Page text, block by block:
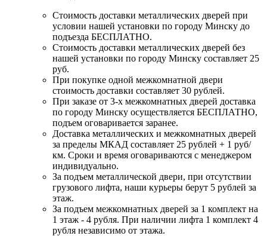
Стоимость доставки металлических дверей при
условии нашей установки по городу Минску до
подъезда БЕСПЛАТНО.
Стоимость доставки металлических дверей без
нашей установки по городу Минску составляет 25
руб.
При покупке одной межкомнатной двери
стоимость доставки составляет 30 рублей.
При заказе от 3-х межкомнатных дверей доставка
по городу Минску осуществляется БЕСПЛАТНО,
подъем оговаривается заранее.
Доставка металлических и межкомнатных дверей
за пределы МКАД составляет 25 рублей + 1 руб/
км. Сроки и время оговариваются с менеджером
индивидуально.
За подъем металлической двери, при отсутствии
грузового лифта, наши курьеры берут 5 рублей за
этаж.
За подъем межкомнатных дверей за 1 комплект на
1 этаж - 4 рубля. При наличии лифта 1 комплект 4
рубля независимо от этажа.